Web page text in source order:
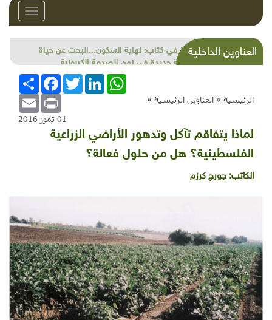
Toggle
العناوين الداخليةقراءة في كتاب: نهاية السكون...البحث عن حياة
طبيعية جديدة في زمن الصدمة الكربونية
الرئيسية » العناوين الرئيسية »
انشر
FacebookTwitterLinkedInWhatsApp
Email Print
01 تموز 2016
لماذا يتفاقم تآكل وتدهور الأراضي الزراعية
الفلسطينية؟ هل من حلول فعالة؟
الكاتب: جورج كرزم